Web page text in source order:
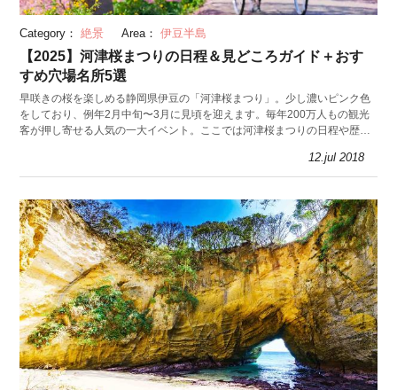
Category： 絶景 Area： 伊豆半島
【2025】河津桜まつりの日程＆見どころガイド＋おす
すめ穴場名所5選
早咲きの桜を楽しめる静岡県伊豆の「河津桜まつり」。少し濃いピンク色
をしており、例年2月中旬〜3月に見頃を迎えます。毎年200万人もの観光
客が押し寄せる人気の一大イベント。ここでは河津桜まつりの日程や歴
12.jul 2018